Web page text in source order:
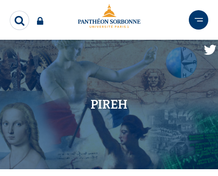
e
r
a
u
c
n
t
e
u
p
R
c
e
r
c
h
e
r
PIREH